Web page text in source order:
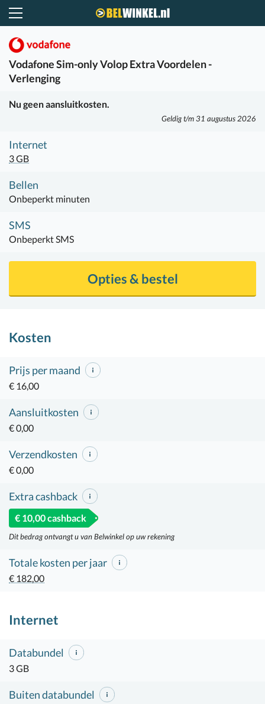
VodafoneSim-only Volop Extra Voordelen -
Verlenging
Nu geen aansluitkosten.
Geldig t/m 31 augustus 2026
Internet
3 GB
Bellen
Onbeperkt minuten
SMS
Onbeperkt SMS
Opties & bestel
Kosten
Prijs per maand
€ 16,00
Aansluitkosten
€ 0,00
Verzendkosten
€ 0,00
Extra cashback
€ 10,00 cashback
Dit bedrag ontvangt u van Belwinkel op uw rekening
Totale kosten per jaar
€ 182,00
Internet
Databundel
3 GB
Buiten databundel